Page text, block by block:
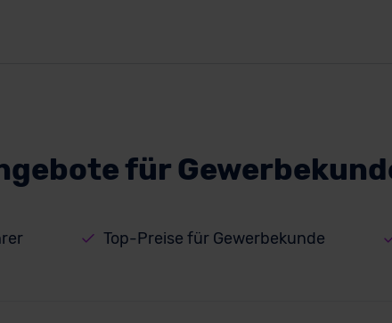
für
Top-Preise für Gewerbekunde